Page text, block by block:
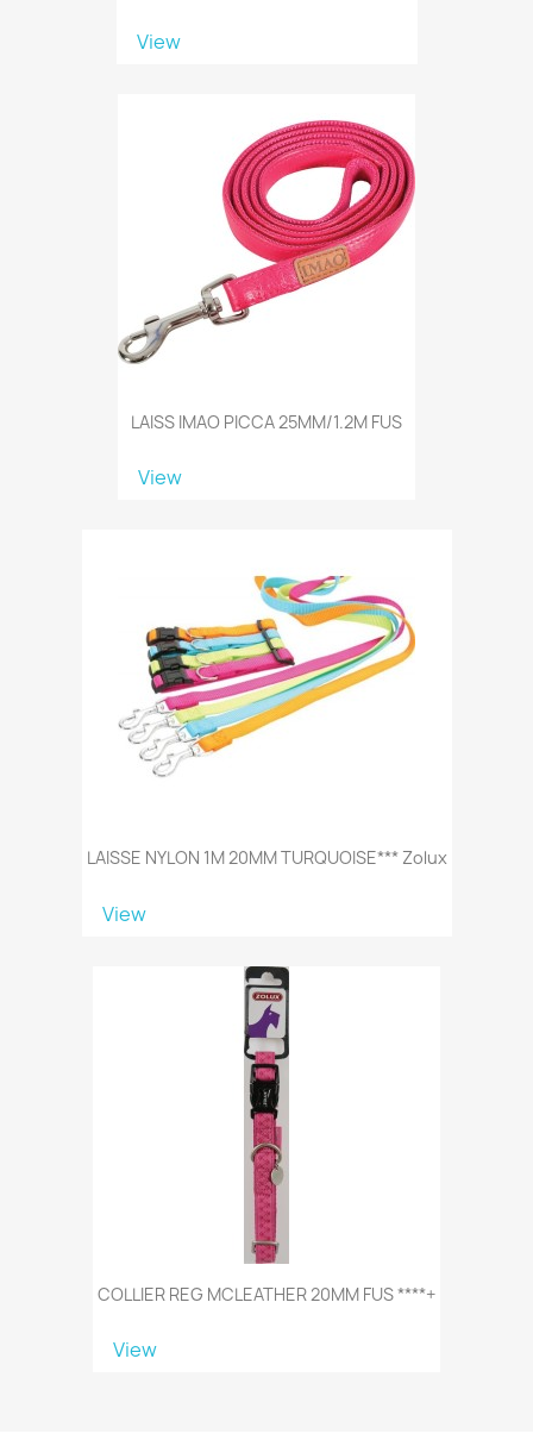
View
LAISS IMAO PICCA 25MM/1.2M FUS
View
LAISSE NYLON 1M 20MM TURQUOISE*** Zolux
View
COLLIER REG MCLEATHER 20MM FUS ****+
View